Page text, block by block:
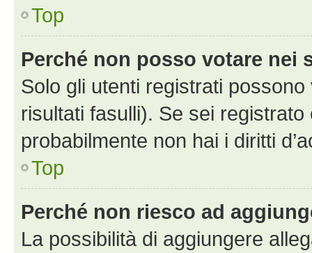
Top
Perché non posso votare nei
Solo gli utenti registrati
risultati fasulli). Se sei
probabilmente non hai i diritti
Top
Perché non riesco ad
La possibilità di aggiungere